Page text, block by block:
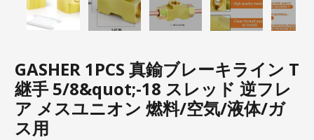
GASHER 1PCS 真鍮ブレーキライン T
継手 5/8&quot;-18 スレッド 逆フレ
ア メスユニオン 燃料/空気/液体/ガ
ス用